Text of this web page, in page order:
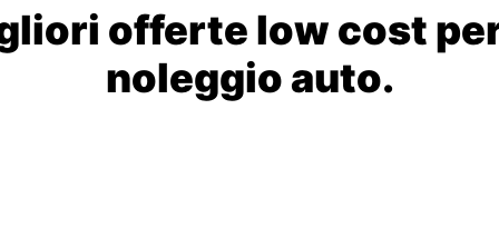
offerte low cost
noleggio auto.